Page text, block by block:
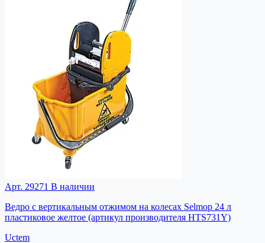
Арт. 29271 В наличии
Ведро с вертикальным отжимом на колесах Selmop 24 л
пластиковое желтое (артикул производителя HTS731Y)
Uctem